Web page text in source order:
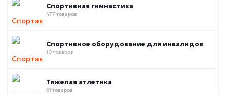
Спортивная гимнастика
477 товаров
Спортивное оборудование для инвалидов
10 товаров
Тяжелая атлетика
61 товаров